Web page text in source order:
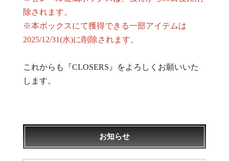
除されます。
※本ボックスにて獲得できる一部アイテムは
2025/12/31(水)に削除されます。
これからも『CLOSERS』をよろしくお願いいた
します。
お知らせ